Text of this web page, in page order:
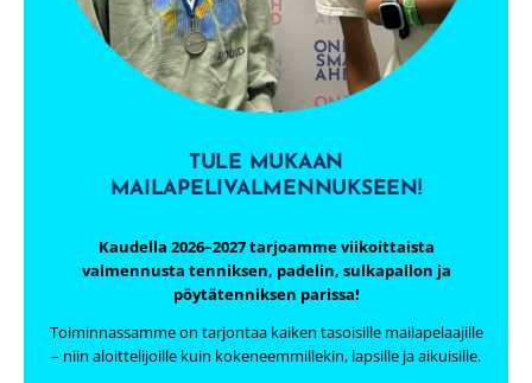
TULE MUKAAN
MAILAPELIVALMENNUKSEEN!
Kaudella 2026–2027 tarjoamme viikoittaista
valmennusta tenniksen, padelin, sulkapallon ja
pöytätenniksen parissa!
Toiminnassamme on tarjontaa kaiken tasoisille mailapelaajille
– niin aloittelijoille kuin kokeneemmillekin, lapsille ja aikuisille.